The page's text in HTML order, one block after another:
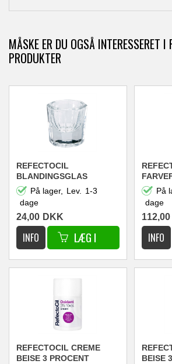
MÅSKE ER DU OGSÅ INTERESSERET I
PRODUKTER
REFECTOCIL
BLANDINGSGLAS
På lager, Lev. 1-3
dage
24,00 DKK
På
dage
112,00
REFECTOCIL CREME
BEISE 3 PROCENT
BEISE